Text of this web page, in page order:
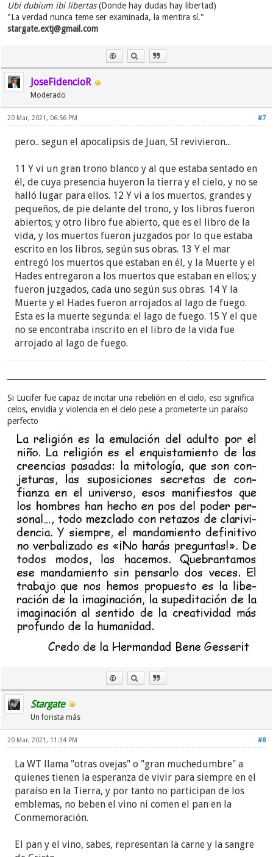
Ubi dubium ibi libertas(Donde hay dudas hay libertad)
"La verdad nunca teme ser examinada, la mentira sí."
stargate.extj@gmail.com
JoseFidencioR
Moderado
#7
20 Mar, 2021, 06:56 PM
pero.. segun el apocalipsis de Juan, SI revivieron...
11 Y vi un gran trono blanco y al que estaba sentado en
él, de cuya presencia huyeron la tierra y el cielo, y no se
halló lugar para ellos. 12 Y vi a los muertos, grandes y
pequeños, de pie delante del trono, y los libros fueron
abiertos; y otro libro fue abierto, que es el libro de la
vida, y los muertos fueron juzgados por lo que estaba
escrito en los libros, según sus obras. 13 Y el mar
entregó los muertos que estaban en él, y la Muerte y el
Hades entregaron a los muertos que estaban en ellos; y
fueron juzgados, cada uno según sus obras. 14 Y la
Muerte y el Hades fueron arrojados al lago de fuego.
Esta es la muerte segunda: el lago de fuego. 15 Y el que
no se encontraba inscrito en el libro de la vida fue
arrojado al lago de fuego.
Si Lucifer fue capaz de incitar una rebelión en el cielo, eso significa
celos, envidia y violencia en el cielo pese a prometerte un paraíso
perfecto
Stargate
Un forista más
#8
20 Mar, 2021, 11:34 PM
La WT llama "otras ovejas" o "gran muchedumbre" a
quienes tienen la esperanza de vivir para siempre en el
paraíso en la Tierra, y por tanto no participan de los
emblemas, no beben el vino ni comen el pan en la
Conmemoración.
El pan y el vino, sabes, representan la carne y la sangre